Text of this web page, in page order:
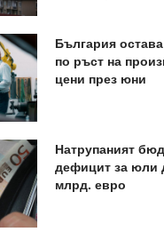
България
по ръст на
цени през юни
Натрупаният
дефицит за юли
млрд. евро